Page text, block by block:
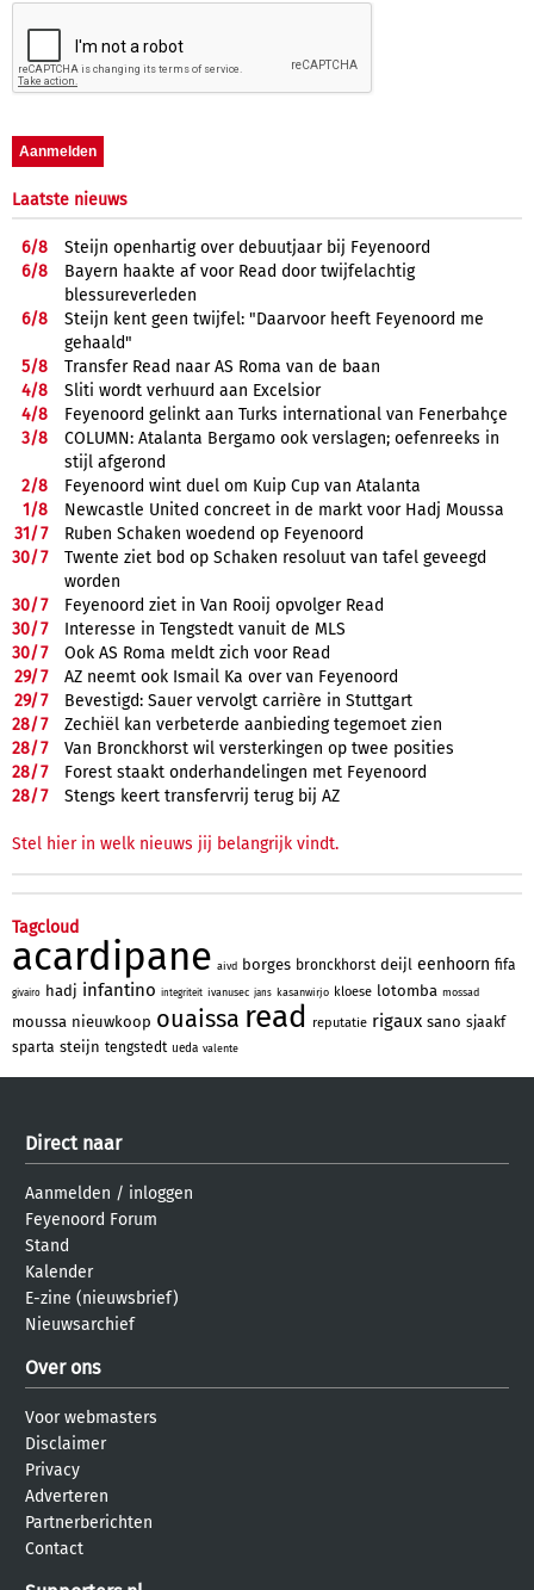
Laatste nieuws
6/8
Steijn openhartig over debuutjaar bij Feyenoord
6/8
Bayern haakte af voor Read door twijfelachtig
blessureverleden
6/8
Steijn kent geen twijfel: "Daarvoor heeft Feyenoord me
gehaald"
5/8
Transfer Read naar AS Roma van de baan
4/8
Sliti wordt verhuurd aan Excelsior
4/8
Feyenoord gelinkt aan Turks international van Fenerbahçe
3/8
COLUMN: Atalanta Bergamo ook verslagen; oefenreeks in
stijl afgerond
2/8
Feyenoord wint duel om Kuip Cup van Atalanta
1/8
Newcastle United concreet in de markt voor Hadj Moussa
31/7
Ruben Schaken woedend op Feyenoord
30/7
Twente ziet bod op Schaken resoluut van tafel geveegd
worden
30/7
Feyenoord ziet in Van Rooij opvolger Read
30/7
Interesse in Tengstedt vanuit de MLS
30/7
Ook AS Roma meldt zich voor Read
29/7
AZ neemt ook Ismail Ka over van Feyenoord
29/7
Bevestigd: Sauer vervolgt carrière in Stuttgart
28/7
Zechiël kan verbeterde aanbieding tegemoet zien
28/7
Van Bronckhorst wil versterkingen op twee posities
28/7
Forest staakt onderhandelingen met Feyenoord
28/7 Stengs keert transfervrij terug bij AZ
Stel hier in welk nieuws jij belangrijk vindt.
Tagcloud
acardipane aivd borges bronckhorst deijl eenhoorn fifa
givairo hadj infantino integriteit ivanusec jans kasanwirjo kloese lotomba mossad
moussa nieuwkoop ouaissa read reputatie rigaux sano sjaakf
sparta steijn tengstedt ueda valente
Direct naar
Aanmelden / inloggen
Feyenoord Forum
Stand
Kalender
E-zine (nieuwsbrief)
Nieuwsarchief
Over ons
Voor webmasters
Disclaimer
Privacy
Adverteren
Partnerberichten
Contact